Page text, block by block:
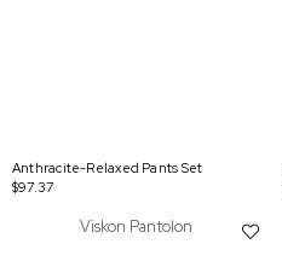
Anthracite-Relaxed Pants Set
$97.37
Viskon Pantolon